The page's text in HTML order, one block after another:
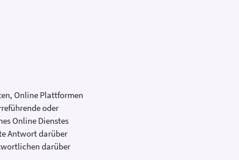
Online Plattformen
oder
Online Dienstes
Antwort darüber
darüber